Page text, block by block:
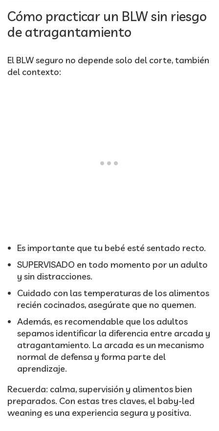
Cómo practicar un BLW sin riesgo
de atragantamiento
El BLW seguro no depende solo del corte, también
del contexto:
Es importante que tu bebé esté sentado recto.
SUPERVISADO en todo momento por un adulto
y sin distracciones.
Cuidado con las temperaturas de los alimentos
recién cocinados, asegúrate que no quemen.
Además, es recomendable que los adultos
sepamos identificar la diferencia entre arcada y
atragantamiento. La arcada es un mecanismo
normal de defensa y forma parte del
aprendizaje.
Recuerda: calma, supervisión y alimentos bien
preparados. Con estas tres claves, el baby-led
weaning es una experiencia segura y positiva.